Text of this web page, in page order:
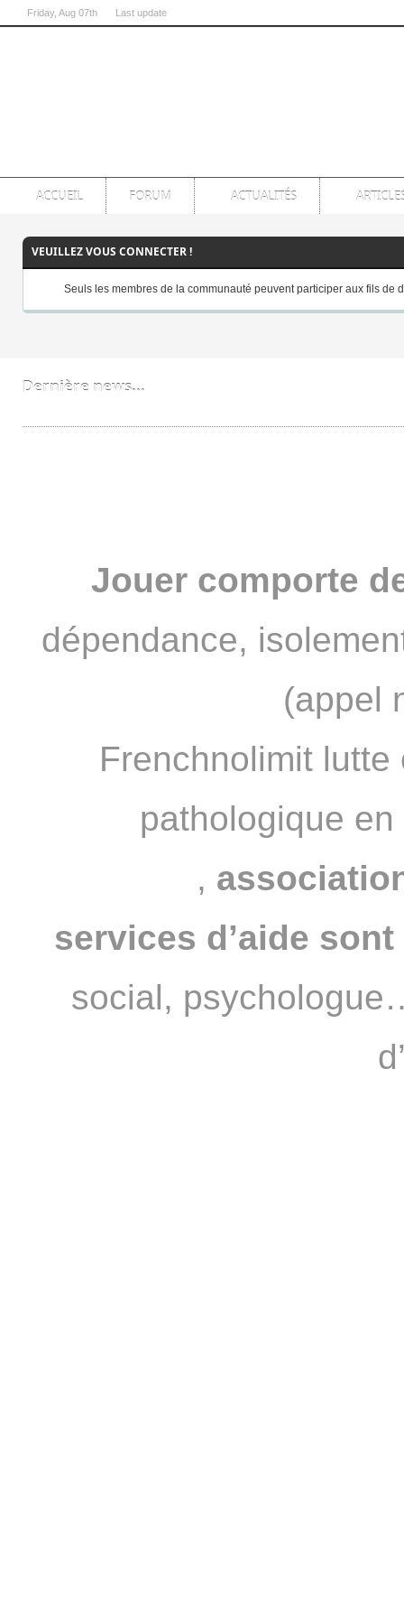
Friday, Aug 07th Last update
ACCUEIL FORUM ACTUALITÉS
VEUILLEZ VOUS CONNECTER !
Seuls les membres de la communauté peuvent participer aux fils de
Dernière news...
Jouer comporte
dépendance,
(appel
Frenchnolimit
pathologique
,
services d’aide
social,